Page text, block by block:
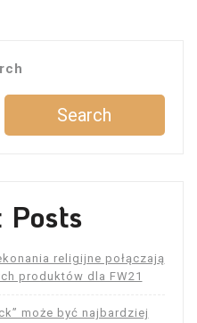
Search
Posts
religijne połączają
produktów dla FW21
może być najbardziej